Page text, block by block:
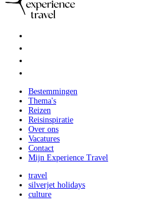
Bestemmingen
Thema's
Reizen
Reisinspiratie
Over ons
Vacatures
Contact
Mijn Experience Travel
travel
silverjet holidays
culture